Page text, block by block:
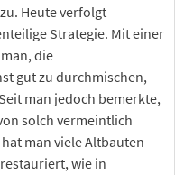
Heute verfolgt
Strategie. Mit einer
die
gut zu durchmischen,
man jedoch bemerkte,
solch vermeintlich
man viele Altbauten
wie in